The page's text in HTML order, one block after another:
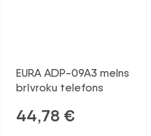
EURA ADP-09A3 melns
brīvroku telefons
44,78 €